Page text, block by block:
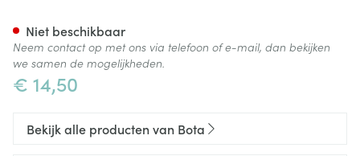
€ 14,50
Niet beschikbaar
Neem contact op met ons via telefoon of e-mail, dan bekijken
we samen de mogelijkheden.
Bekijk alle producten van Bota